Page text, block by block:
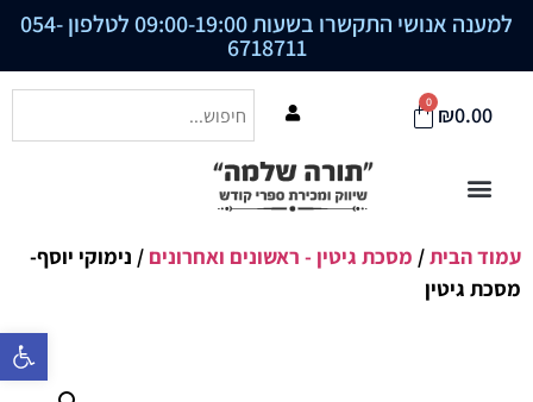
פתח סרגל
למענה אנושי התקשרו בשעות 09:00-19:00 לטלפון 054-
6718711
₪0.00
0
עמוד הבית/ מסכת גיטין - ראשונים ואחרונים / נימוקי יוסף-
מסכת גיטין